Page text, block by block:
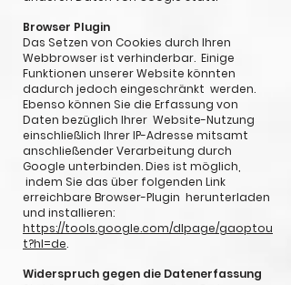
Browser Plugin
Das Setzen von Cookies durch Ihren
Webbrowser ist verhinderbar. Einige
Funktionen unserer Website könnten
dadurch jedoch eingeschränkt werden.
Ebenso können Sie die Erfassung von
Daten bezüglich Ihrer Website-Nutzung
einschließlich Ihrer IP-Adresse mitsamt
anschließender Verarbeitung durch
Google unterbinden. Dies ist möglich,
indem Sie das über folgenden Link
erreichbare Browser-Plugin herunterladen
und installieren:
https://tools.google.com/dlpage/gaoptou
t?hl=de.
Widerspruch gegen die Datenerfassung